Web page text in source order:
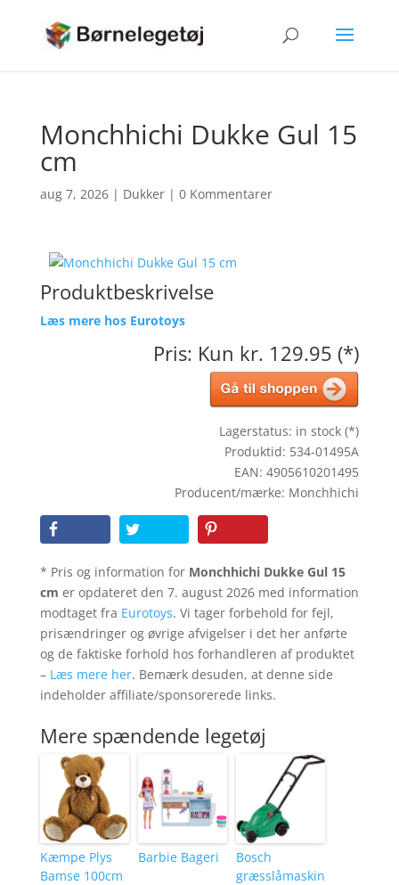
Monchhichi Dukke Gul 15
cm
aug 7, 2026| Dukker| 0 Kommentarer
Produktbeskrivelse
Læs mere hos Eurotoys
Pris: Kun kr. 129.95 (*)
Lagerstatus: in stock (*)
Produktid: 534-01495A
EAN: 4905610201495
Producent/mærke: Monchhichi
* Pris og information for Monchhichi Dukke Gul 15
cm er opdateret den 7. august 2026 med information
modtaget fra Eurotoys. Vi tager forbehold for fejl,
prisændringer og øvrige afvigelser i det her anførte
og de faktiske forhold hos forhandleren af produktet
– Læs mere her. Bemærk desuden, at denne side
indeholder affiliate/sponsorerede links.
Mere spændende legetøj
Kæmpe Plys
Bamse 100cm
Barbie Bageri
Bosch
græsslåmaskin